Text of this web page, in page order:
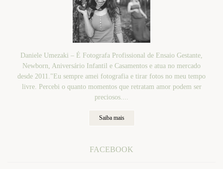
Daniele Umezaki – É Fotografa Profissional de Ensaio Gestante,
Newborn, Aniversário Infantil e Casamentos e atua no mercado
desde 2011."Eu sempre amei fotografia e tirar fotos no meu tempo
livre. Percebi o quanto momentos que retratam amor podem ser
preciosos....
Saiba mais
FACEBOOK